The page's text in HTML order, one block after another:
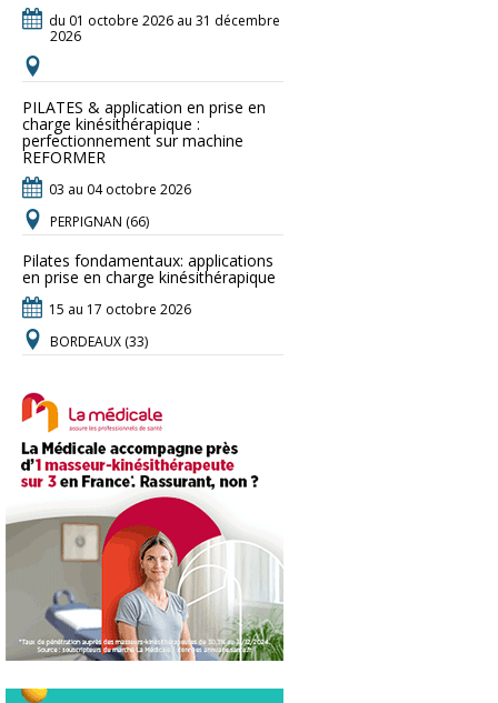
du 01 octobre 2026 au 31 décembre
2026
PILATES & application en prise en
charge kinésithérapique :
perfectionnement sur machine
REFORMER
03 au 04 octobre 2026
PERPIGNAN (66)
Pilates fondamentaux: applications
en prise en charge kinésithérapique
15 au 17 octobre 2026
BORDEAUX (33)